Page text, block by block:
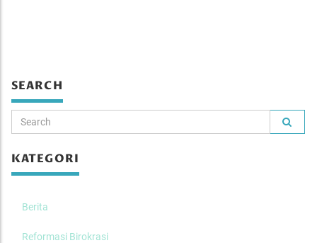
SEARCH
KATEGORI
Berita
Reformasi Birokrasi